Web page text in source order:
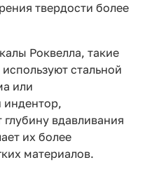
твердости более
Роквелла, такие
стальной
или
индентор,
вдавливания
их более
материалов.